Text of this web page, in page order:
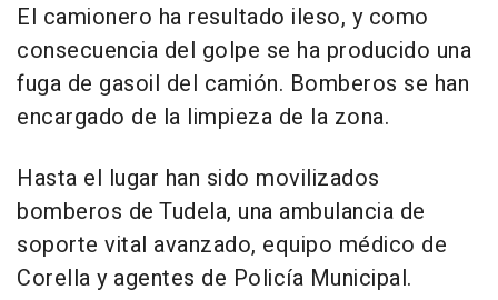
El camionero ha resultado ileso, y como
consecuencia del golpe se ha producido una
fuga de gasoil del camión. Bomberos se han
encargado de la limpieza de la zona.
Hasta el lugar han sido movilizados
bomberos de Tudela, una ambulancia de
soporte vital avanzado, equipo médico de
Corella y agentes de Policía Municipal.